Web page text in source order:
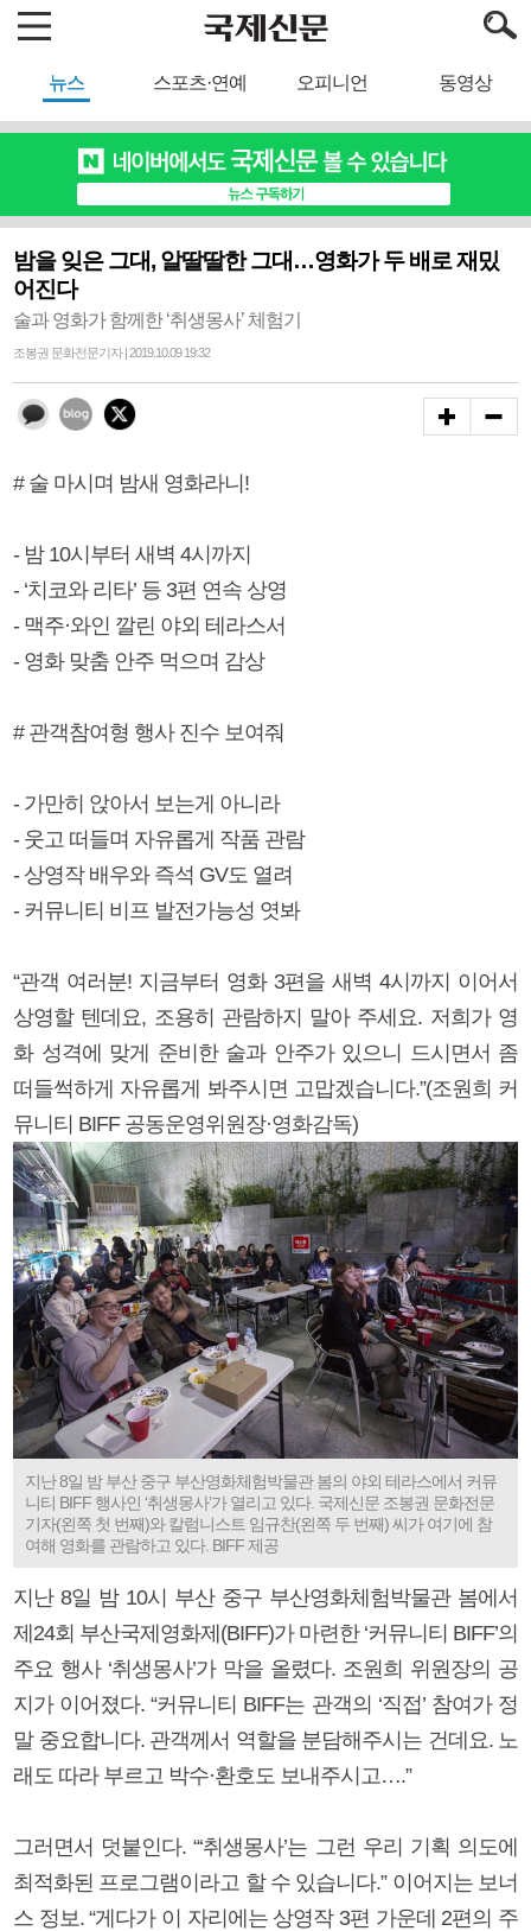
뉴스 스포츠·연예 오피니언 동영상
밤을 잊은 그대, 알딸딸한 그대…영화가 두 배로 재밌
어진다
술과 영화가 함께한 ‘취생몽사’ 체험기
조봉권 문화전문기자 | 2019.10.09 19:32
# 술 마시며 밤새 영화라니!
- 밤 10시부터 새벽 4시까지
- ‘치코와 리타’ 등 3편 연속 상영
- 맥주·와인 깔린 야외 테라스서
- 영화 맞춤 안주 먹으며 감상
# 관객참여형 행사 진수 보여줘
- 가만히 앉아서 보는게 아니라
- 웃고 떠들며 자유롭게 작품 관람
- 상영작 배우와 즉석 GV도 열려
- 커뮤니티 비프 발전가능성 엿봐
“관객 여러분! 지금부터 영화 3편을 새벽 4시까지 이어서
상영할 텐데요, 조용히 관람하지 말아 주세요. 저희가 영
화 성격에 맞게 준비한 술과 안주가 있으니 드시면서 좀
떠들썩하게 자유롭게 봐주시면 고맙겠습니다.”(조원희 커
뮤니티 BIFF 공동운영위원장·영화감독)
지난 8일 밤 부산 중구 부산영화체험박물관 봄의 야외 테라스에서 커뮤
니티 BIFF 행사인 ‘취생몽사’가 열리고 있다. 국제신문 조봉권 문화전문
기자(왼쪽 첫 번째)와 칼럼니스트 임규찬(왼쪽 두 번째) 씨가 여기에 참
여해 영화를 관람하고 있다. BIFF 제공
지난 8일 밤 10시 부산 중구 부산영화체험박물관 봄에서
제24회 부산국제영화제(BIFF)가 마련한 ‘커뮤니티 BIFF’의
주요 행사 ‘취생몽사’가 막을 올렸다. 조원희 위원장의 공
지가 이어졌다. “커뮤니티 BIFF는 관객의 ‘직접’ 참여가 정
말 중요합니다. 관객께서 역할을 분담해주시는 건데요. 노
래도 따라 부르고 박수·환호도 보내주시고….”
그러면서 덧붙인다. “‘취생몽사’는 그런 우리 기획 의도에
최적화된 프로그램이라고 할 수 있습니다.” 이어지는 보너
스 정보. “게다가 이 자리에는 상영작 3편 가운데 2편의 주